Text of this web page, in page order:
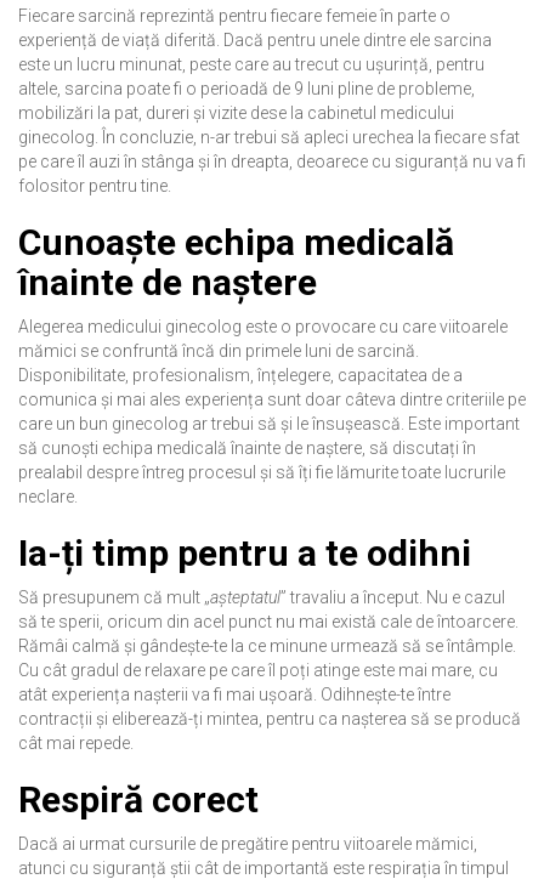
Fiecare sarcină reprezintă pentru fiecare femeie în parte o
experiență de viață diferită. Dacă pentru unele dintre ele sarcina
este un lucru minunat, peste care au trecut cu ușurință, pentru
altele, sarcina poate fi o perioadă de 9 luni pline de probleme,
mobilizări la pat, dureri și vizite dese la cabinetul medicului
ginecolog. În concluzie, n-ar trebui să apleci urechea la fiecare sfat
pe care îl auzi în stânga și în dreapta, deoarece cu siguranță nu va fi
folositor pentru tine.
Cunoaște echipa medicală
înainte de naștere
Alegerea medicului ginecolog este o provocare cu care viitoarele
mămici se confruntă încă din primele luni de sarcină.
Disponibilitate, profesionalism, înțelegere, capacitatea de a
comunica și mai ales experiența sunt doar câteva dintre criteriile pe
care un bun ginecolog ar trebui să și le însușească. Este important
să cunoști echipa medicală înainte de naștere, să discutați în
prealabil despre întreg procesul și să îți fie lămurite toate lucrurile
neclare.
Ia-ți timp pentru a te odihni
Să presupunem că mult „așteptatul” travaliu a început. Nu e cazul
să te sperii, oricum din acel punct nu mai există cale de întoarcere.
Rămâi calmă și gândește-te la ce minune urmează să se întâmple.
Cu cât gradul de relaxare pe care îl poți atinge este mai mare, cu
atât experiența nașterii va fi mai ușoară. Odihnește-te între
contracții și eliberează-ți mintea, pentru ca nașterea să se producă
cât mai repede.
Respiră corect
Dacă ai urmat cursurile de pregătire pentru viitoarele mămici,
atunci cu siguranță știi cât de importantă este respirația în timpul